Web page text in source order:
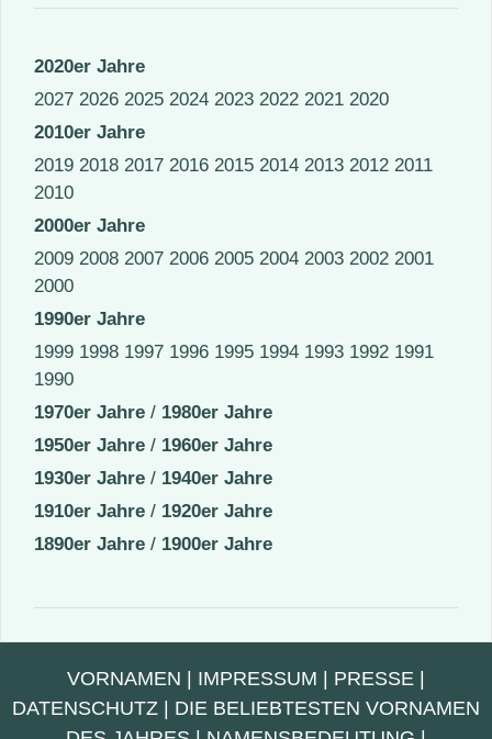
2020er Jahre
2027 2026 2025 2024 2023 2022 2021 2020
2010er Jahre
2019 2018 2017 2016 2015 2014 2013 2012 2011
2010
2000er Jahre
2009 2008 2007 2006 2005 2004 2003 2002 2001
2000
1990er Jahre
1999 1998 1997 1996 1995 1994 1993 1992 1991
1990
1970er Jahre / 1980er Jahre
1950er Jahre / 1960er Jahre
1930er Jahre / 1940er Jahre
1910er Jahre / 1920er Jahre
1890er Jahre / 1900er Jahre
VORNAMEN IMPRESSUM PRESSE
DATENSCHUTZ
DIE BELIEBTESTEN VORNAMEN